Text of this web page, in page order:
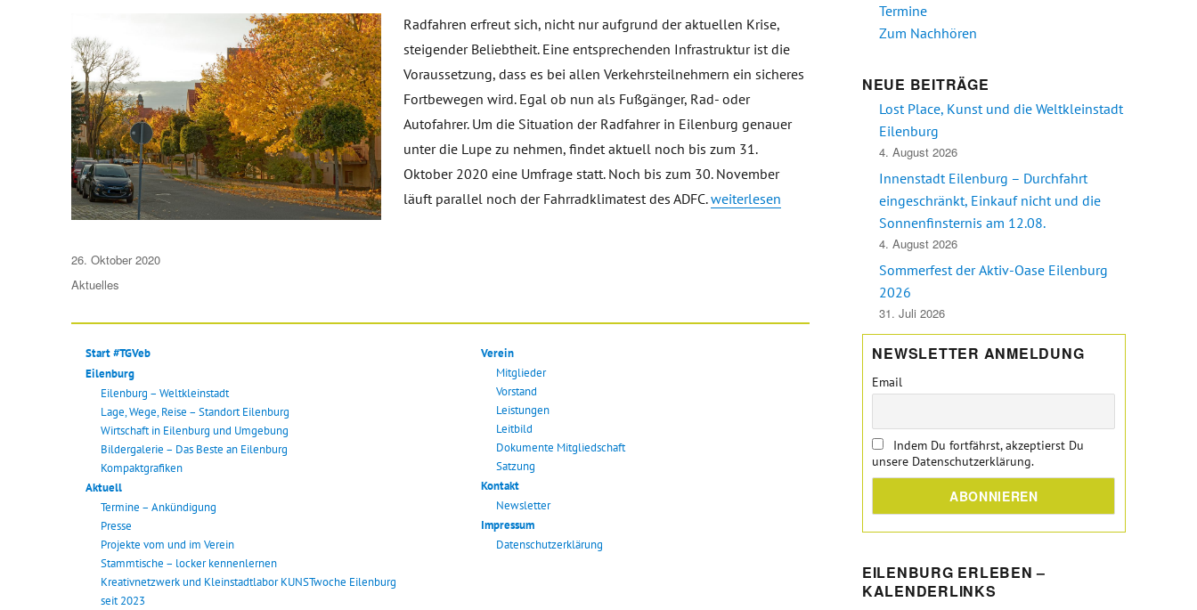
Radfahren erfreut sich, nicht nur aufgrund der aktuellen Krise,
steigender Beliebtheit. Eine entsprechenden Infrastruktur ist die
Voraussetzung, dass es bei allen Verkehrsteilnehmern ein sicheres
Fortbewegen wird. Egal ob nun als Fußgänger, Rad- oder
Autofahrer. Um die Situation der Radfahrer in Eilenburg genauer
unter die Lupe zu nehmen, findet aktuell noch bis zum 31.
Oktober 2020 eine Umfrage statt. Noch bis zum 30. November
läuft parallel noch der Fahrradklimatest des ADFC.„Umfrage zur Radverkehrssituation in Eilenburg und Fahrradklimatest“
weiterlesen
Veröffentlicht
am
26. Oktober 2020
Aktuelles
Start #TGVeb
Eilenburg
Eilenburg – Weltkleinstadt
Lage, Wege, Reise – Standort Eilenburg
Wirtschaft in Eilenburg und Umgebung
Bildergalerie – Das Beste an Eilenburg
Kompaktgrafiken
Aktuell
Termine – Ankündigung
Presse
Projekte vom und im Verein
Stammtische – locker kennenlernen
Kreativnetzwerk und Kleinstadtlabor KUNSTwoche Eilenburg
seit 2023
Verein
Mitglieder
Vorstand
Leistungen
Leitbild
Dokumente Mitgliedschaft
Satzung
Kontakt
Newsletter
Impressum
Datenschutzerklärung
Termine
Zum Nachhören
NEUE BEITRÄGE
Lost Place, Kunst und die Weltkleinstadt
Eilenburg
4. August 2026
Innenstadt Eilenburg – Durchfahrt
eingeschränkt, Einkauf nicht und die
Sonnenfinsternis am 12.08.
4. August 2026
Sommerfest der Aktiv-Oase Eilenburg
2026
31. Juli 2026
NEWSLETTER ANMELDUNG
Email
Indem Du fortfährst, akzeptierst Du
unsere Datenschutzerklärung.
EILENBURG ERLEBEN –
KALENDERLINKS